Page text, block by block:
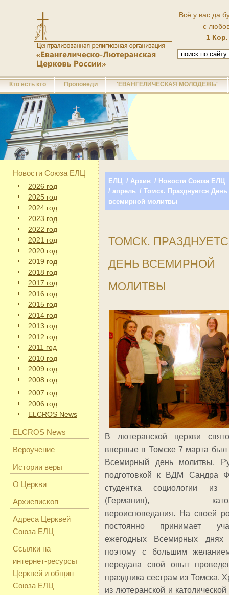
Всё у вас да
с
1
Кто есть кто Проповеди 'ЕВАНГЕЛИЧЕСКАЯ МОЛОДЕЖЬ'
Новости Союза ЕЛЦ
2026 год
2025 год
2024 год
2023 год
2022 год
2021 год
2020 год
2019 год
2018 год
2017 год
2016 год
2015 год
2014 год
2013 год
2012 год
2011 год
2010 год
2009 год
2008 год
2007 год
2006 год
ELCROS News
ELCROS News
Вероучение
Истории веры
О Церкви
Архиепископ
Адреса Церквей
Союза ЕЛЦ
Ссылки на
интернет-ресурсы
Церквей и общин
Союза ЕЛЦ
ЕЛЦ / Архив / Новости Союза ЕЛЦ
/ апрель / Томск. Празднуется День
всемирной молитвы
ТОМСК.
ДЕНЬ ВСЕМИРНОЙ
МОЛИТВЫ
В лютеранской церкви
впервые в Томске 7 марта был
Всемирный день молитвы.
подготовкой к ВДМ Сандра
сту­дентка социологии из
(Германия),
вероисповедания. На своей
постоянно принимает
ежегодных Всемирных днях
поэтому с большим
передала свой опыт
праздника сестрам из Томска.
из лютеранской и